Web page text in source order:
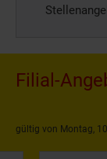
Filial-
gültig von Montag,